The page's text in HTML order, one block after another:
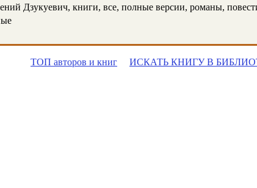
Дзукуевич, книги, все, полные версии, романы,
ТОП авторов и книг ИСКАТЬ КНИГУ В